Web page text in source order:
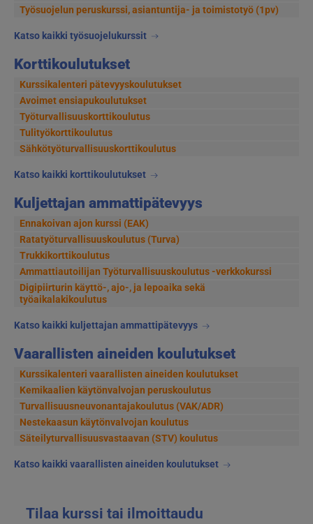
Työsuojelun peruskurssi, asiantuntija- ja toimistotyö (1pv)
Katso kaikki työsuojelukurssit
Korttikoulutukset
Kurssikalenteri pätevyyskoulutukset
Avoimet ensiapukoulutukset
Työturvallisuuskorttikoulutus
Tulityökorttikoulutus
Sähkötyöturvallisuuskorttikoulutus
Katso kaikki korttikoulutukset
Kuljettajan ammattipätevyys
Ennakoivan ajon kurssi (EAK)
Ratatyöturvallisuuskoulutus (Turva)
Trukkikorttikoulutus
Ammattiautoilijan Työturvallisuuskoulutus -verkkokurssi
Digipiirturin käyttö-, ajo-, ja lepoaika sekä
työaikalakikoulutus
Katso kaikki kuljettajan ammattipätevyys
Vaarallisten aineiden koulutukset
Kurssikalenteri vaarallisten aineiden koulutukset
Kemikaalien käytönvalvojan peruskoulutus
Turvallisuusneuvonantajakoulutus (VAK/ADR)
Nestekaasun käytönvalvojan koulutus
Säteilyturvallisuusvastaavan (STV) koulutus
Katso kaikki vaarallisten aineiden koulutukset
Tilaa kurssi tai ilmoittaudu